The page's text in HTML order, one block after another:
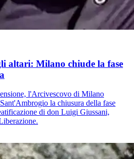
altari: Milano chiude la fase
l'Arcivescovo di Milano
la chiusura della fase
di don Luigi Giussani,